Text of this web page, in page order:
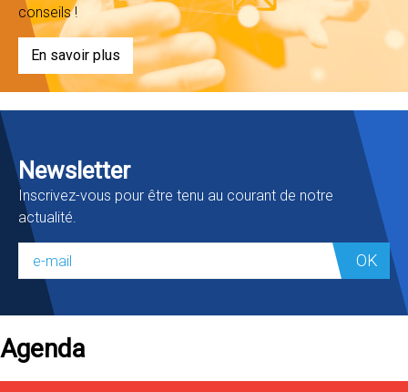
conseils !
En savoir plus
Newsletter
Inscrivez-vous pour être tenu au courant de notre
actualité.
OK
Agenda